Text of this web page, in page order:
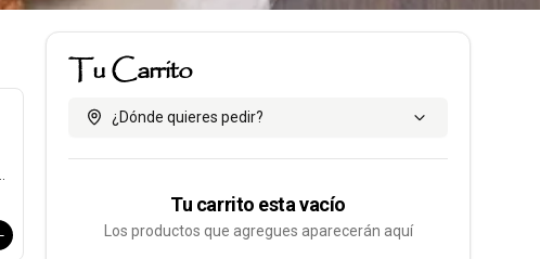
Tu Carrito
¿Dónde quieres pedir?
Tu carrito esta vacío
Los productos que agregues aparecerán aquí